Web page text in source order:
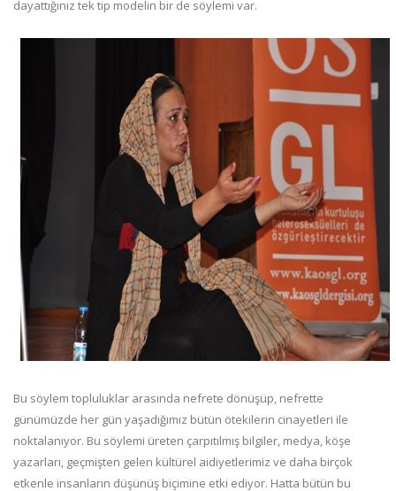
dayattığınız tek tip modelin bir de söylemi var.
Bu söylem topluluklar arasında nefrete dönüşüp, nefrette
günümüzde her gün yaşadığımız bütün ötekilerin cinayetleri ile
noktalanıyor. Bu söylemi üreten çarpıtılmış bilgiler, medya, köşe
yazarları, geçmişten gelen kültürel aidiyetlerimiz ve daha birçok
etkenle insanların düşünüş biçimine etki ediyor. Hatta bütün bu